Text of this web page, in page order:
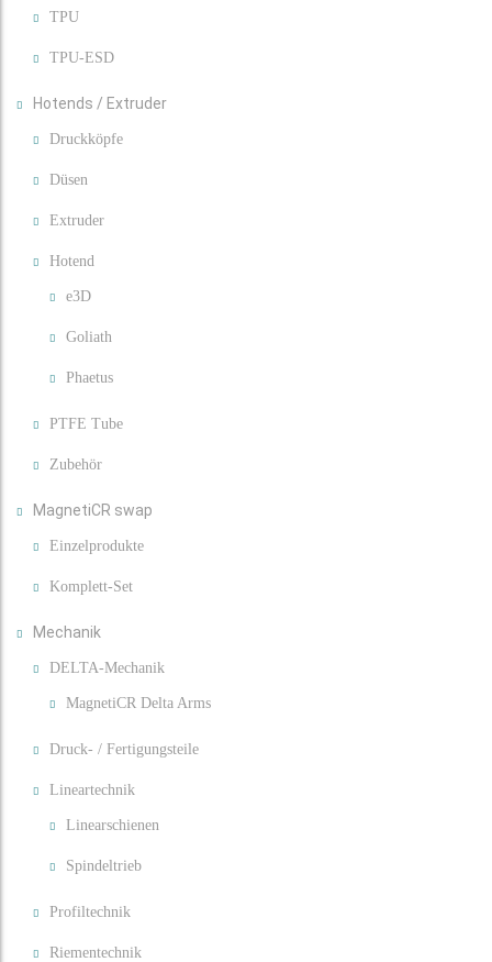
TPU
TPU-ESD
Hotends / Extruder
Druckköpfe
Düsen
Extruder
Hotend
e3D
Goliath
Phaetus
PTFE Tube
Zubehör
MagnetiCR swap
Einzelprodukte
Komplett-Set
Mechanik
DELTA-Mechanik
MagnetiCR Delta Arms
Druck- / Fertigungsteile
Lineartechnik
Linearschienen
Spindeltrieb
Profiltechnik
Riementechnik